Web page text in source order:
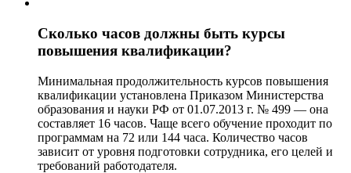
Сколько часов должны быть курсы
повышения квалификации?
Минимальная продолжительность курсов повышения
квалификации установлена Приказом Министерства
образования и науки РФ от 01.07.2013 г. № 499 — она
составляет 16 часов. Чаще всего обучение проходит по
программам на 72 или 144 часа. Количество часов
зависит от уровня подготовки сотрудника, его целей и
требований работодателя.